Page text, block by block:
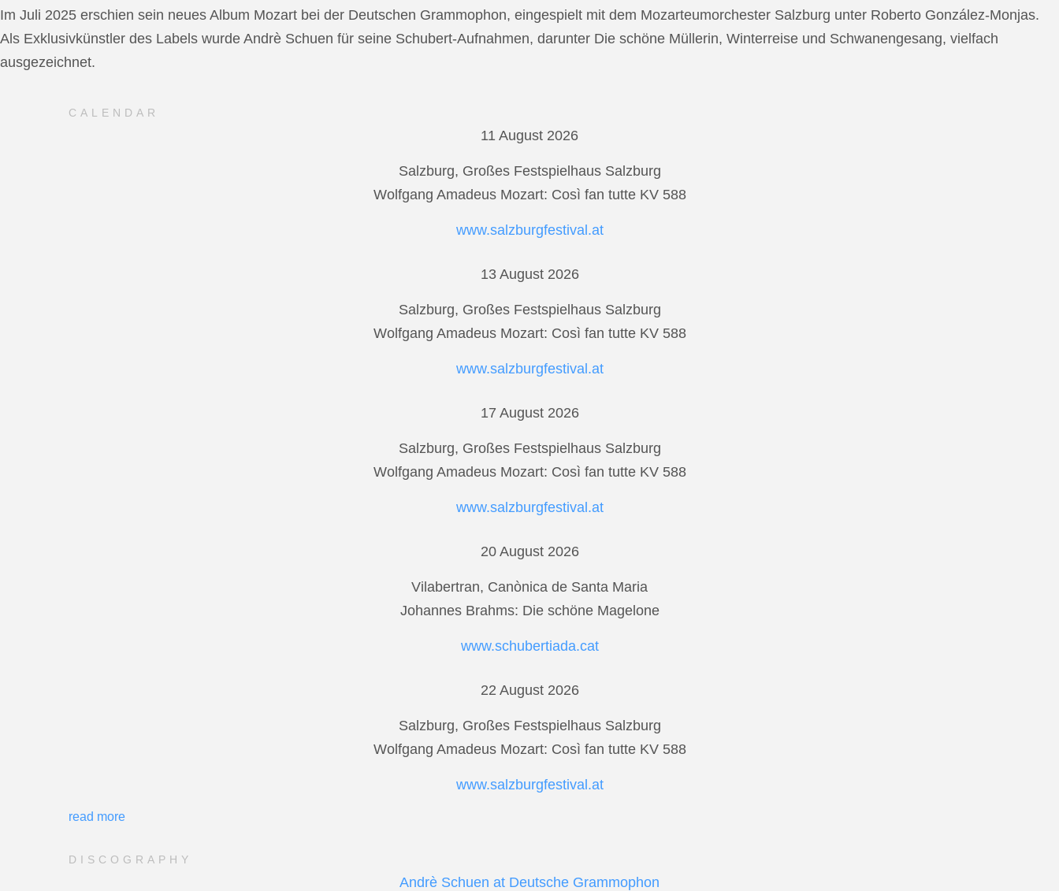
Im Juli 2025 erschien sein neues Album Mozart bei der Deutschen Grammophon, eingespielt mit dem Mozarteumorchester Salzburg unter Roberto González-Monjas.
Als Exklusivkünstler des Labels wurde Andrè Schuen für seine Schubert-Aufnahmen, darunter Die schöne Müllerin, Winterreise und Schwanengesang, vielfach
ausgezeichnet.
CALENDAR
11 August 2026
Salzburg, Großes Festspielhaus Salzburg
Wolfgang Amadeus Mozart: Così fan tutte KV 588
www.salzburgfestival.at
13 August 2026
Salzburg, Großes Festspielhaus Salzburg
Wolfgang Amadeus Mozart: Così fan tutte KV 588
www.salzburgfestival.at
17 August 2026
Salzburg, Großes Festspielhaus Salzburg
Wolfgang Amadeus Mozart: Così fan tutte KV 588
www.salzburgfestival.at
20 August 2026
Vilabertran, Canònica de Santa Maria
Johannes Brahms: Die schöne Magelone
www.schubertiada.cat
22 August 2026
Salzburg, Großes Festspielhaus Salzburg
Wolfgang Amadeus Mozart: Così fan tutte KV 588
www.salzburgfestival.at
read more
DISCOGRAPHY
Andrè Schuen at Deutsche Grammophon